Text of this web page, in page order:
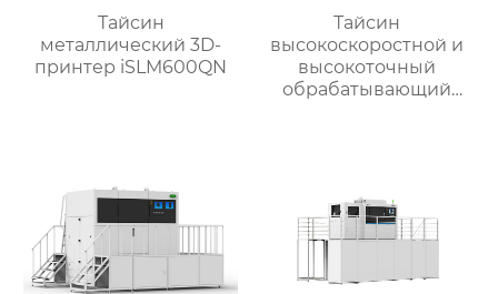
Тайсин
металлический 3D-
принтер iSLM600QN
Тайсин
высокоскоростной и
высокоточный
обрабатывающий